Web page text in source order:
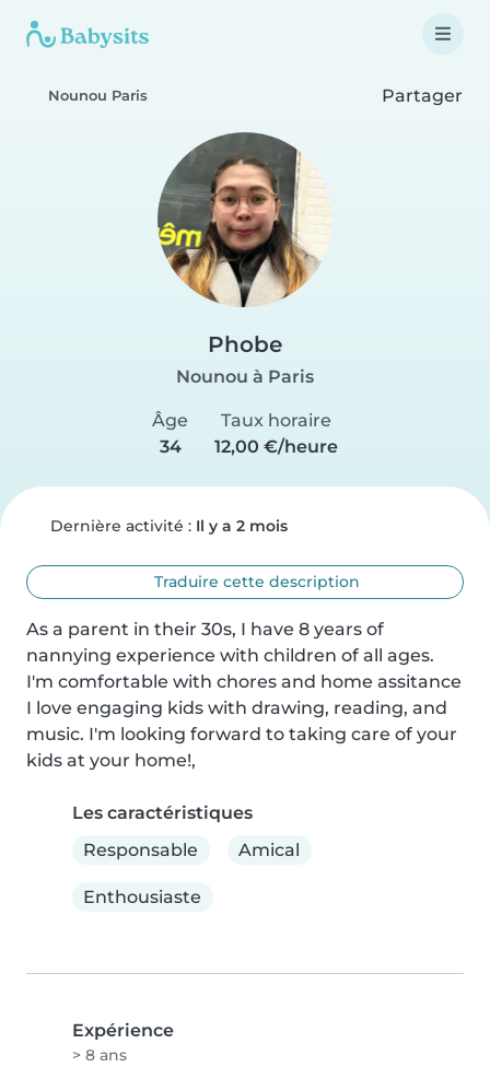
Nounou Paris Partager
Phobe
Nounou à Paris
Âge
34
Taux horaire
12,00 €/heure
Dernière activité : Il y a 2 mois
Traduire cette description
As a parent in their 30s, I have 8 years of
nannying experience with children of all ages.
I'm comfortable with chores and home assitance
I love engaging kids with drawing, reading, and
music. I'm looking forward to taking care of your
kids at your home!,
Les caractéristiques
Responsable
Amical
Enthousiaste
Expérience
> 8 ans